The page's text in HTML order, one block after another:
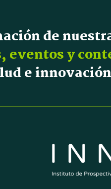
de
eventos y
e